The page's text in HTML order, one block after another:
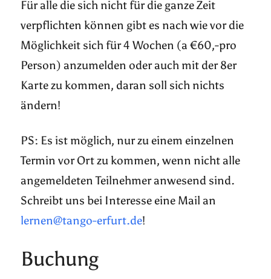
Für alle die sich nicht für die ganze Zeit
verpflichten können gibt es nach wie vor die
Möglichkeit sich für 4 Wochen (a €60,-pro
Person) anzumelden oder auch mit der 8er
Karte zu kommen, daran soll sich nichts
ändern!
PS: Es ist möglich, nur zu einem einzelnen
Termin vor Ort zu kommen, wenn nicht alle
angemeldeten Teilnehmer anwesend sind.
Schreibt uns bei Interesse eine Mail an
lernen@tango-erfurt.de!
Buchung